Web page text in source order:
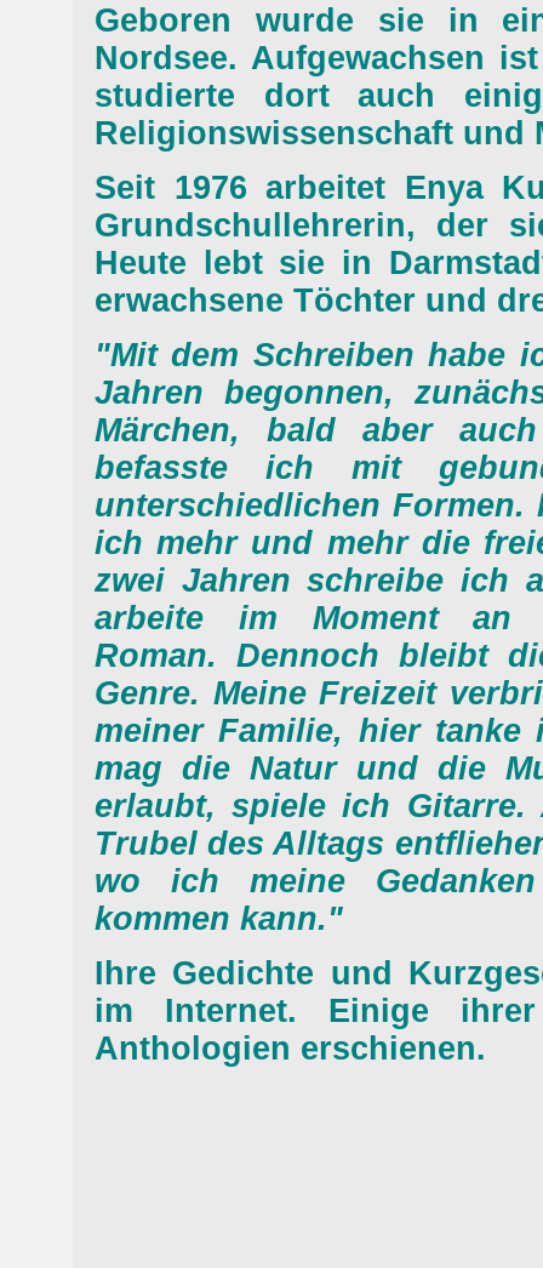
Geboren wurde sie in
Nordsee. Aufgewachsen
studierte dort auch
Religionswissenschaft und
Seit 1976 arbeitet Enya
Grundschullehrerin, der
Heute lebt sie in
erwachsene Töchter und
"Mit dem Schreiben habe
Jahren begonnen,
Märchen, bald aber
befasste ich mit
unterschiedlichen Formen.
ich mehr und mehr die
zwei Jahren schreibe ich
arbeite im Moment an
Roman. Dennoch bleibt
Genre. Meine Freizeit
meiner Familie, hier
mag die Natur und die
erlaubt, spiele ich Gitarre.
Trubel des Alltags
wo ich meine
kommen kann."
Ihre Gedichte und
im Internet. Einige
Anthologien erschienen.